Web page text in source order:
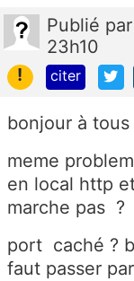
Publié par
23h10
!
citer
bonjour à tous
meme
en local http
marche pas ?
port caché ?
faut passer